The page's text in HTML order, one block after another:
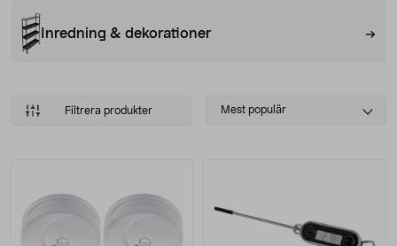
Inredning & dekorationer
Filtrera produkter
Select
Mest populär